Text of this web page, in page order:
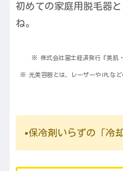
初めての家庭用脱毛器
ね。
※ 株式会社富士経済発行『美肌
※ 光美容器とは、レーザーやIPLな
▪️保冷剤いらずの「冷